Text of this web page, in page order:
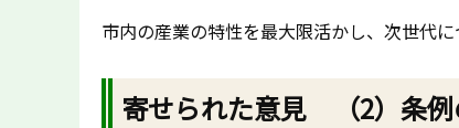
市内の産業の特性を最大限活かし、次世代
寄せられた意見 （2）条例